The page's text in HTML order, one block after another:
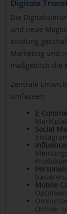
Digitale
Die
und neue
bindung
Marketing und
maßgeblich die
Zentrale
umfassen:
E-
Social
Mobile
Online-